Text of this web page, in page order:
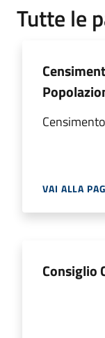
Tutte le
VAI ALLA
Consiglio